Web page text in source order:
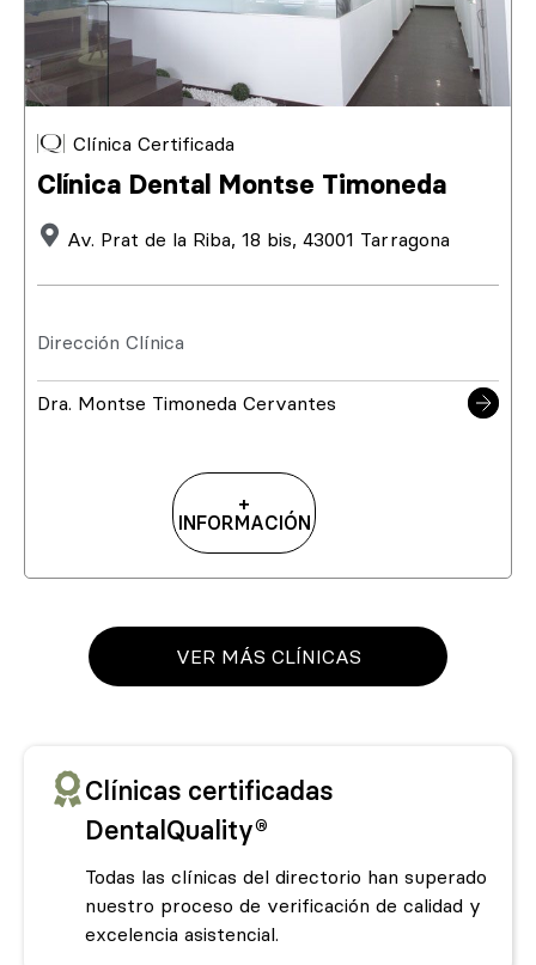
Clínica Certificada
Clínica Dental Montse Timoneda
Av. Prat de la Riba, 18 bis, 43001 Tarragona
Dirección Clínica
Dra. Montse Timoneda Cervantes
+
INFORMACIÓN
VER MÁS CLÍNICAS
Clínicas certificadas
DentalQuality®
Todas las clínicas del directorio han superado
nuestro proceso de verificación de calidad y
excelencia asistencial.